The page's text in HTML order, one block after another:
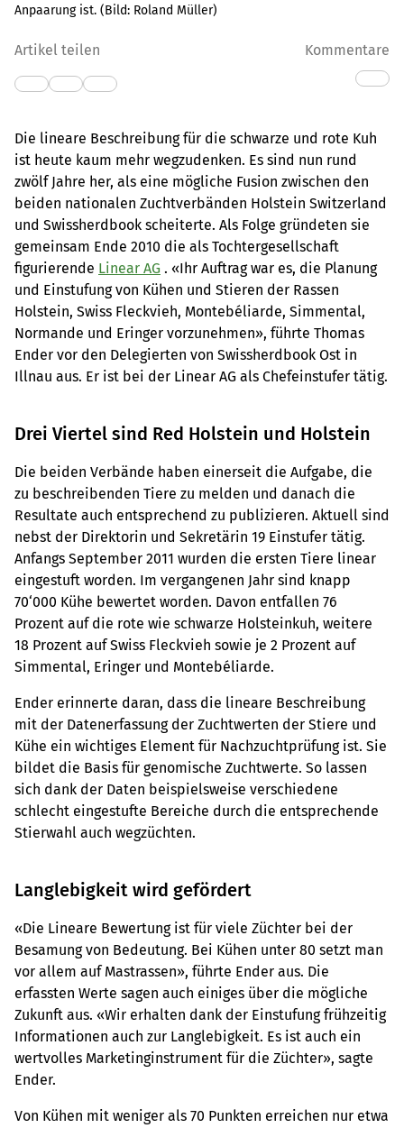
Anpaarung ist. (Bild: Roland Müller)
Artikel teilen Kommentare
Die lineare Beschreibung für die schwarze und rote Kuh
ist heute kaum mehr wegzudenken. Es sind nun rund
zwölf Jahre her, als eine mögliche Fusion zwischen den
beiden nationalen Zuchtverbänden Holstein Switzerland
und Swissherdbook scheiterte. Als Folge gründeten sie
gemeinsam Ende 2010 die als Tochtergesellschaft
figurierende Linear AG . «Ihr Auftrag war es, die Planung
und Einstufung von Kühen und Stieren der Rassen
Holstein, Swiss Fleckvieh, Montebéliarde, Simmental,
Normande und Eringer vorzunehmen», führte Thomas
Ender vor den Delegierten von Swissherdbook Ost in
Illnau aus. Er ist bei der Linear AG als Chefeinstufer tätig.
Drei Viertel sind Red Holstein und Holstein
Die beiden Verbände haben einerseit die Aufgabe, die
zu beschreibenden Tiere zu melden und danach die
Resultate auch entsprechend zu publizieren. Aktuell sind
nebst der Direktorin und Sekretärin 19 Einstufer tätig.
Anfangs September 2011 wurden die ersten Tiere linear
eingestuft worden. Im vergangenen Jahr sind knapp
70‘000 Kühe bewertet worden. Davon entfallen 76
Prozent auf die rote wie schwarze Holsteinkuh, weitere
18 Prozent auf Swiss Fleckvieh sowie je 2 Prozent auf
Simmental, Eringer und Montebéliarde.
Ender erinnerte daran, dass die lineare Beschreibung
mit der Datenerfassung der Zuchtwerten der Stiere und
Kühe ein wichtiges Element für Nachzuchtprüfung ist. Sie
bildet die Basis für genomische Zuchtwerte. So lassen
sich dank der Daten beispielsweise verschiedene
schlecht eingestufte Bereiche durch die entsprechende
Stierwahl auch wegzüchten.
Langlebigkeit wird gefördert
«Die Lineare Bewertung ist für viele Züchter bei der
Besamung von Bedeutung. Bei Kühen unter 80 setzt man
vor allem auf Mastrassen», führte Ender aus. Die
erfassten Werte sagen auch einiges über die mögliche
Zukunft aus. «Wir erhalten dank der Einstufung frühzeitig
Informationen auch zur Langlebigkeit. Es ist auch ein
wertvolles Marketinginstrument für die Züchter», sagte
Ender.
Von Kühen mit weniger als 70 Punkten erreichen nur etwa